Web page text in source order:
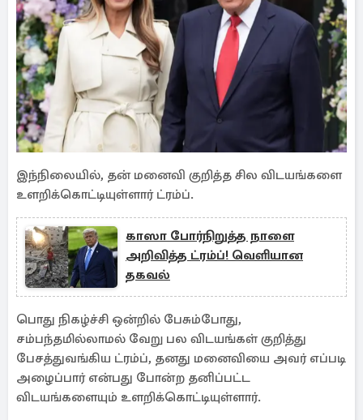
இந்நிலையில், தன் மனைவி குறித்த சில விடயங்களை
உளறிக்கொட்டியுள்ளார் ட்ரம்ப்.
காஸா போர்நிறுத்த நாளை
அறிவித்த ட்ரம்ப்! வெளியான
தகவல்
பொது நிகழ்ச்சி ஒன்றில் பேசும்போது,
சம்பந்தமில்லாமல் வேறு பல விடயங்கள் குறித்து
பேசத்துவங்கிய ட்ரம்ப், தனது மனைவியை அவர் எப்படி
அழைப்பார் என்பது போன்ற தனிப்பட்ட
விடயங்களையும் உளறிக்கொட்டியுள்ளார்.